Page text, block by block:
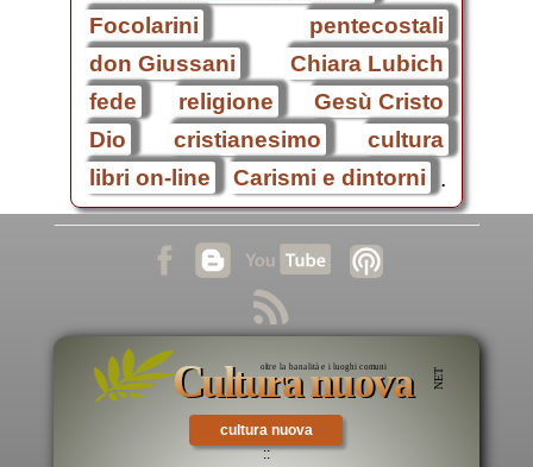
Focolarini
pentecostali
don Giussani
Chiara Lubich
fede
religione
Gesù Cristo
Dio
cristianesimo
cultura
libri on-line
Carismi e dintorni .
cultura nuova
::